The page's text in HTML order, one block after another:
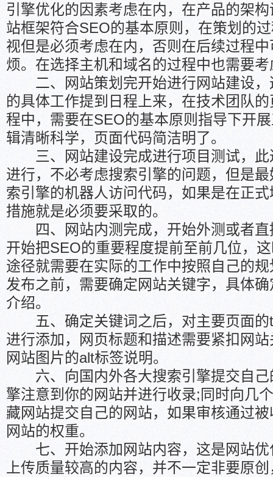
引擎优化的因素考虑在内，在产品的架
站框架符合SEO的基本原则，在策划的
视但是必须考虑在内，否则在后续过程
烦。在选择主机和域名的过程中也需要
二、网站策划完开始进行网站建设，
的具体工作提到日程上来，在技术团队
程中，需要在SEO的基本原则指导下开
辑清晰科学，页面代码简洁明了。
三、网站建设完成进行项目测试，此
进行，不必考虑搜索引擎的问题，但是
索引擎的机器人访问代码，如果是在正
措施就是必须要采取的。
四、网站内测完成，开始外测或者直
开始把SEO的重要程度提前至前几位，
途径就需要在实际的工作中按照自己的
发布之前，需要确定网站关键字，具体
介绍。
五、确定关键词之后，对主要页面的
进行添加，网页标题和描述需要紧扣网
网站图片的alt标签说明。
六、向国内外各大搜索引擎提交自己
擎注意到你的网站并进行收录;同时向几
藏网站提交自己的网站，如果审核通过
网站的权重。
七、开始添加网站内容，这是网站优
上传质量较高的内容，并不一定非要原